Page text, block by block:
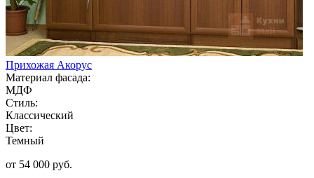
Прихожая Акорус
Материал фасада:
МДФ
Стиль:
Классический
Цвет:
Темный
от 54 000 руб.